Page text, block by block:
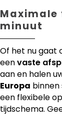
minuut
Of het nu gaat
eenvaste
aan en halen
Europa binnen
een flexibele
tijdschema.